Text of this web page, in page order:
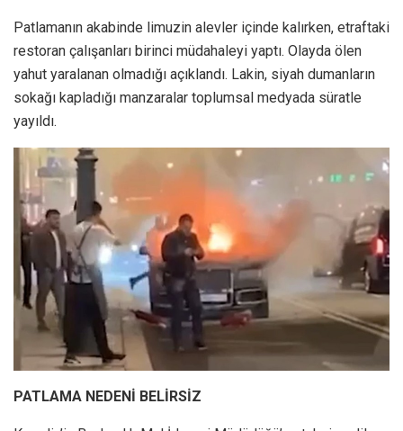
Patlamanın akabinde limuzin alevler içinde kalırken, etraftaki
restoran çalışanları birinci müdahaleyi yaptı. Olayda ölen
yahut yaralanan olmadığı açıklandı. Lakin, siyah dumanların
sokağı kapladığı manzaralar toplumsal medyada süratle
yayıldı.
PATLAMA NEDENİ BELİRSİZ